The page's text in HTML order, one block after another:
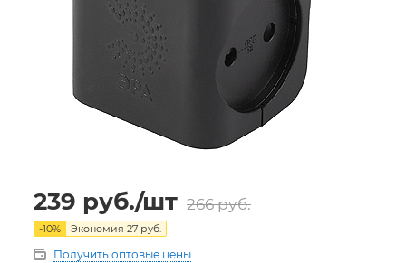
239 руб./шт 266руб.
-10% Экономия 27 руб.
Получить оптовые цены